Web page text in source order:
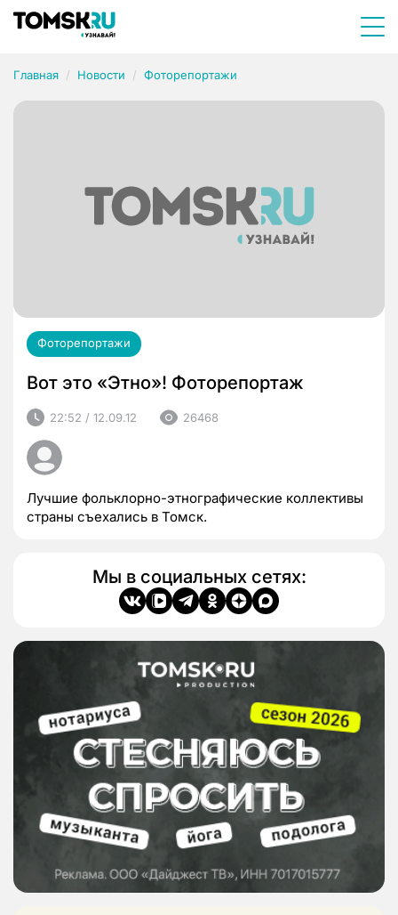
Главная Новости Фоторепортажи
Фоторепортажи
Вот это «Этно»! Фоторепортаж
22:52 / 12.09.12 26468
Лучшие фольклорно-этнографические коллективы
страны съехались в Томск.
Мы в социальных сетях: